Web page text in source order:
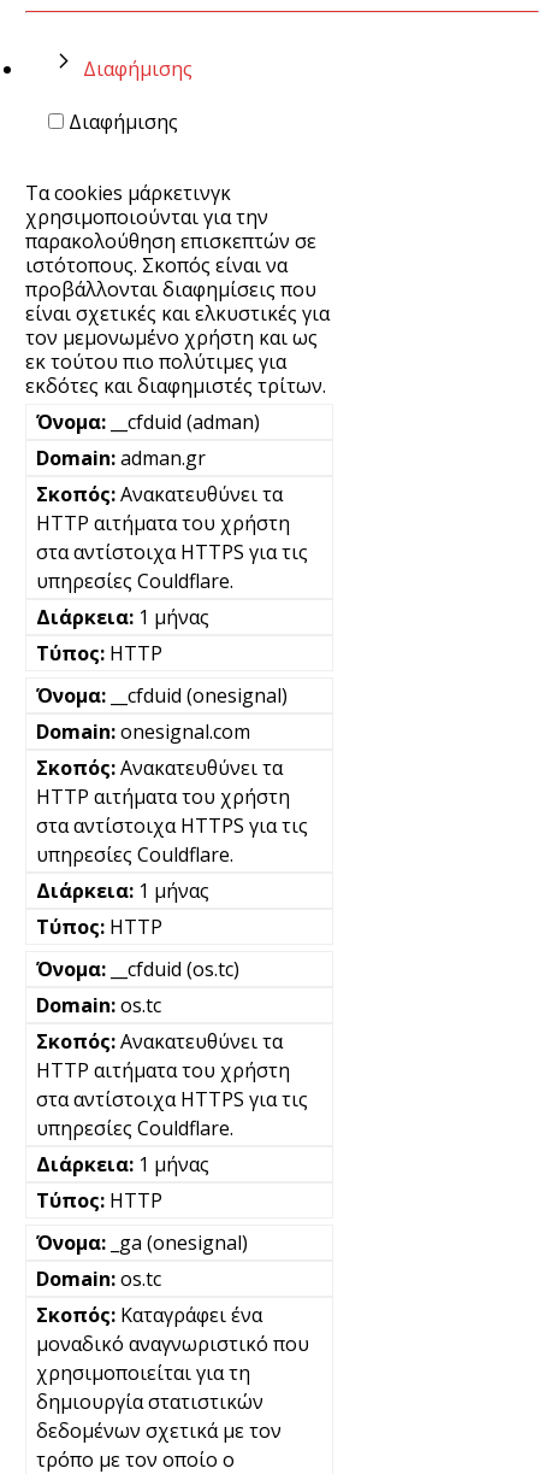
Διαφήμισης
Διαφήμισης
Τα cookies μάρκετινγκ
χρησιμοποιούνται για την
παρακολούθηση επισκεπτών σε
ιστότοπους. Σκοπός είναι να
προβάλλονται διαφημίσεις που
είναι σχετικές και ελκυστικές για
τον μεμονωμένο χρήστη και ως
εκ τούτου πιο πολύτιμες για
εκδότες και διαφημιστές τρίτων.
__cfduid (adman)
adman.gr
Ανακατευθύνει τα
HTTP αιτήματα του χρήστη
στα αντίστοιχα HTTPS για τις
υπηρεσίες Couldflare.
1 μήνας
HTTP
__cfduid (onesignal)
onesignal.com
Ανακατευθύνει τα
HTTP αιτήματα του χρήστη
στα αντίστοιχα HTTPS για τις
υπηρεσίες Couldflare.
1 μήνας
HTTP
__cfduid (os.tc)
os.tc
Ανακατευθύνει τα
HTTP αιτήματα του χρήστη
στα αντίστοιχα HTTPS για τις
υπηρεσίες Couldflare.
1 μήνας
HTTP
_ga (onesignal)
os.tc
Καταγράφει ένα
μοναδικό αναγνωριστικό που
χρησιμοποιείται για τη
δημιουργία στατιστικών
δεδομένων σχετικά με τον
τρόπο με τον οποίο ο